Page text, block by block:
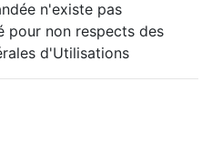
n'existe pas
pour non respects des
d'Utilisations